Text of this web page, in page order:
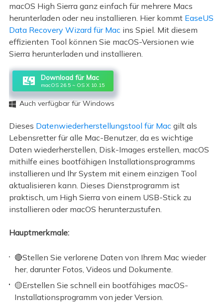
macOS High Sierra ganz einfach für mehrere Macs
herunterladen oder neu installieren. Hier kommt EaseUS
Data Recovery Wizard für Mac ins Spiel. Mit diesem
effizienten Tool können Sie macOS-Versionen wie
Sierra herunterladen und installieren.
Download für Mac
macOS 26.5 ~ OS X 10.15
 Auch verfügbar für Windows
Dieses Datenwiederherstellungstool für Mac gilt als
Lebensretter für alle Mac-Benutzer, da es wichtige
Daten wiederherstellen, Disk-Images erstellen, macOS
mithilfe eines bootfähigen Installationsprogramms
installieren und Ihr System mit einem einzigen Tool
aktualisieren kann. Dieses Dienstprogramm ist
praktisch, um High Sierra von einem USB-Stick zu
installieren oder macOS herunterzustufen.
Hauptmerkmale:
🔴Stellen Sie verlorene Daten von Ihrem Mac wieder
her, darunter Fotos, Videos und Dokumente.
🟡Erstellen Sie schnell ein bootfähiges macOS-
Installationsprogramm von jeder Version.